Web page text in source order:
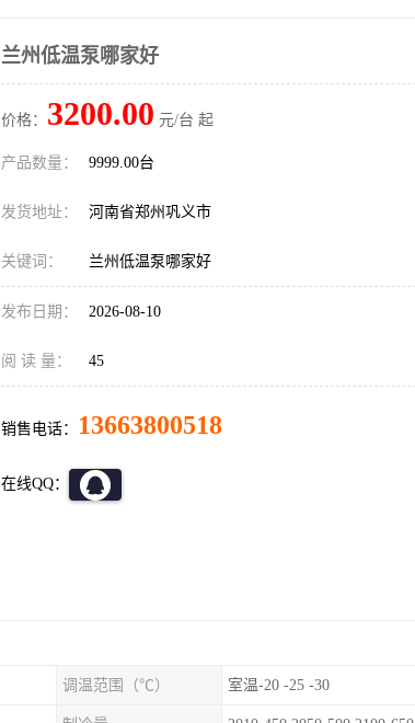
兰州低温泵哪家好
价格： 3200.00 元/台 起
产品数量： 9999.00台
发货地址： 河南省郑州巩义市
关键词： 兰州低温泵哪家好
发布日期： 2026-08-10
阅 读 量： 45
销售电话： 13663800518
在线QQ：
调温范围（℃） 室温-20 -25 -30